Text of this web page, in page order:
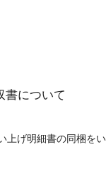
収書について
上げ明細書の同梱をい